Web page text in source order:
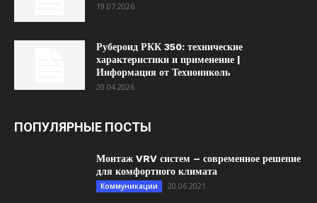
19.07.2026
Рубероид РКК 350: технические
характеристики и применение |
Информация от Технониколь
20.04.2026
ПОПУЛЯРНЫЕ ПОСТЫ
Монтаж VRV систем – современное решение
для комфортного климата
Коммуникации 20.06.2021